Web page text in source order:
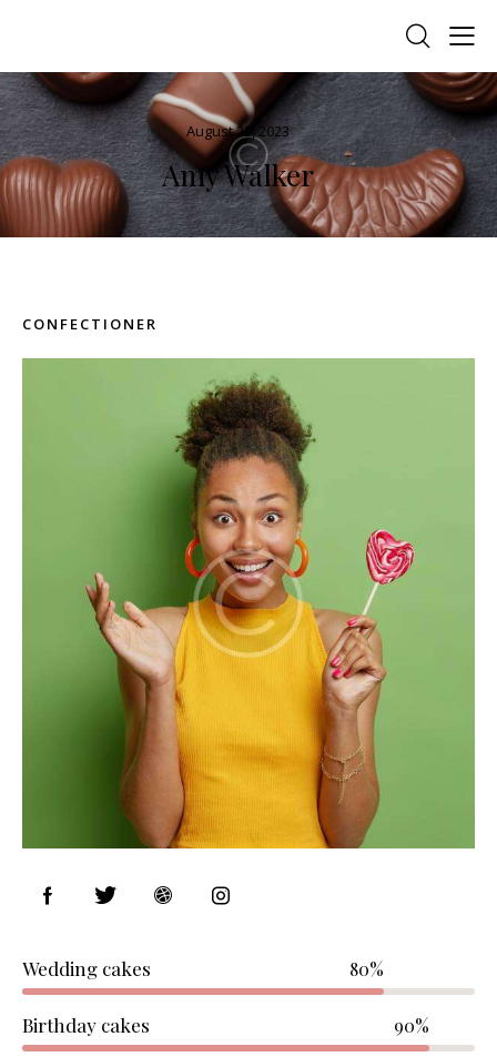
August 22, 2023
Amy Walker
CONFECTIONER
Wedding cakes 80%
Birthday cakes 90%